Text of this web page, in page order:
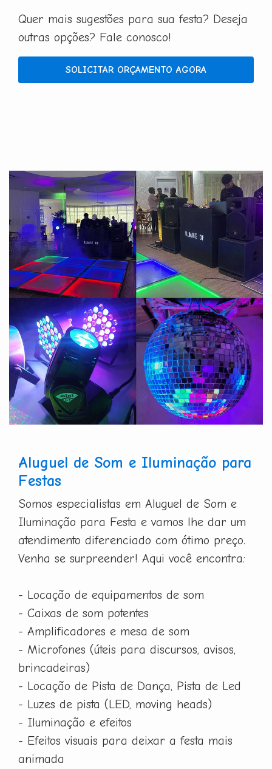
Quer mais sugestões para sua festa? Deseja
outras opções? Fale conosco!
SOLICITAR ORÇAMENTO AGORA
Aluguel de Som e Iluminação para
Festas
Somos especialistas em Aluguel de Som e
Iluminação para Festa e vamos lhe dar um
atendimento diferenciado com ótimo preço.
Venha se surpreender! Aqui você encontra:
- Locação de equipamentos de som
- Caixas de som potentes
- Amplificadores e mesa de som
- Microfones (úteis para discursos, avisos,
brincadeiras)
- Locação de Pista de Dança, Pista de Led
- Luzes de pista (LED, moving heads)
- Iluminação e efeitos
- Efeitos visuais para deixar a festa mais
animada